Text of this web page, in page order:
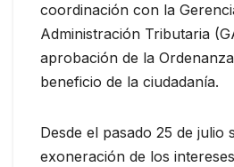
coordinación con la
Administración Tributaria
aprobación de la
beneficio de la ciudadanía.
Desde el pasado 25 de julio
exoneración de los